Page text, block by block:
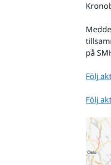
på
Följ
Följ